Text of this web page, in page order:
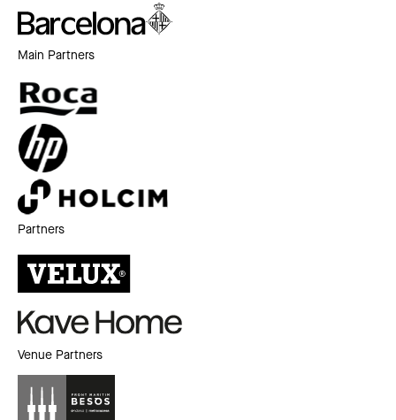
Main Partners
Partners
Venue Partners